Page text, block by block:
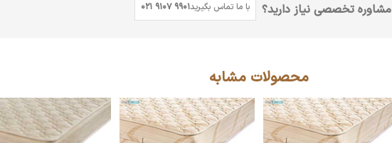
مشاوره تخصصی نیاز دارید؟ با ما تماس بگیرید021 9107 9901
محصولات مشابه